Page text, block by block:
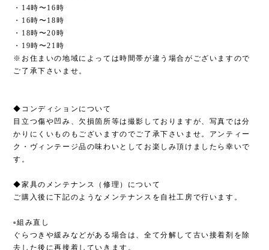
・14時〜16時
・16時〜18時
・18時〜20時
・19時〜21時
※お住まいの地域によっては時間帯が違う場合がございますので
ご了承下さいませ。
◆コンディションについて
目立つ傷や凹み、欠損箇所等は撮影しておりますが、写真では分
かりにくいものもございますのでご了承下さいませ。アンティー
ク・ヴィンテージ品の味わいとしてお楽しみ頂けましたら幸いで
す。
◆家具のメンテナンス（修理）について
ご購入後に下記のようなメンテナンスを自社工房で行います。
▫︎組み直し
ぐらつきや緩みなどがある場合は、全て分解して古い接着剤を除
去した後に再接着していきます。